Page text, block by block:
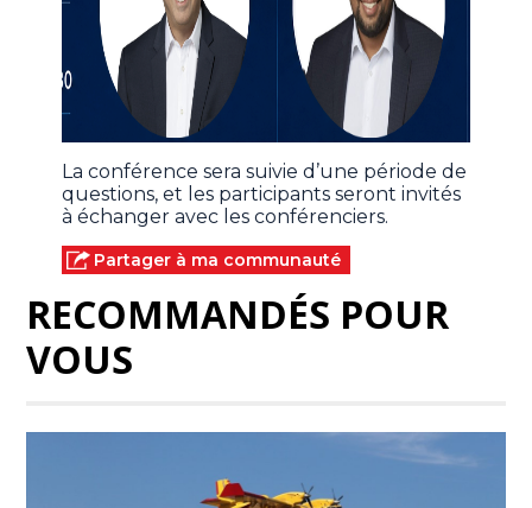
La conférence sera suivie d’une période de
questions, et les participants seront invités
à échanger avec les conférenciers.
Partager à ma communauté
RECOMMANDÉS POUR
VOUS